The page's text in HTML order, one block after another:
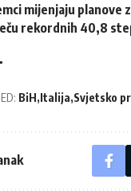
mijenjaju planove
rekordnih 40,8
BiH Italija Svjetsko